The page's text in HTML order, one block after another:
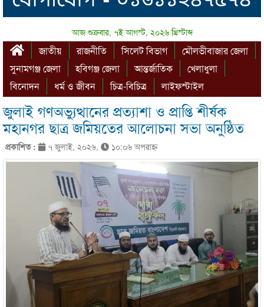
আজ শুক্রবার, ৭ই আগস্ট, ২০২৬ খ্রিস্টাব্দ
জাতীয় রাজনীতি সিলেট বিভাগ
মৌলভীবাজার জেলা
সুনামগঞ্জ জেলা
হবিগঞ্জ জেলা আন্তর্জাতিক
খেলাধুলা
বিনোদন
ধর্ম ও জীবন চিত্র-বিচিত্র লাইফস্টাইল
জুলাই গণঅভ্যুত্থানের প্রত্যাশা ও প্রাপ্তি শীর্ষক
মহানগর ছাত্র জমিয়তের আলোচনা সভা অনুষ্ঠিত
প্রকাশিত : ৭ জুলাই, ২০২৬, ১০:০৬ অপরাহ্ণ